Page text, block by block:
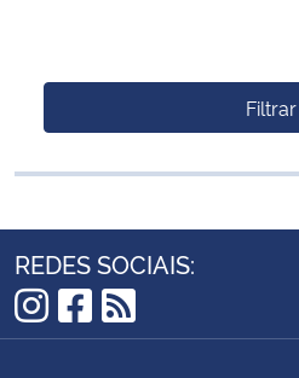
Filtrar
REDES SOCIAIS:
Instagram
Facebook
RSS